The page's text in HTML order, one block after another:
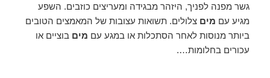
גשר מפנה לפניך, היזהר מבגידה ומעריצים כוזבים. השפע
מגיע עם מים צלולים. תשואות עצובות של המאמצים הטובים
ביותר מנוסות לאחר הסתכלות או במגע עם מים בוציים או
עכורים בחלומות….